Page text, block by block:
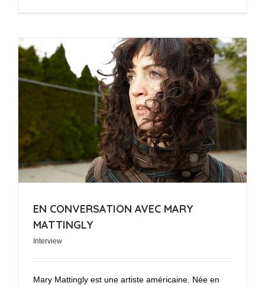
EN CONVERSATION AVEC MARY
MATTINGLY
Interview
Mary Mattingly est une artiste américaine. Née en